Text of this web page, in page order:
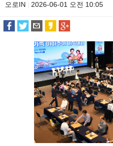
오로IN
2026-06-01 오전 10:05